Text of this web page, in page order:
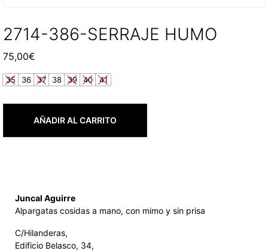
2714-386-SERRAJE HUMO
75,00€
35 36 37 38 39 40 41
AÑADIR AL CARRITO
Juncal Aguirre
Alpargatas cosidas a mano, con mimo y sin prisa
C/Hilanderas,
Edificio Belasco, 34,